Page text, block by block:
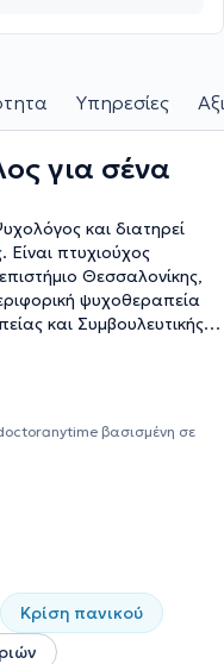
Υπηρεσίες
για σένα
και διατηρεί
πτυχιούχος
Θεσσαλονίκης,
ψυχοθεραπεία
και Συμβουλευτικής,
και Υγεία. Κατά τη
Αποκατάσταση και
παρέχοντας υπηρεσίες
βασισμένη σε
Κρίση πανικού